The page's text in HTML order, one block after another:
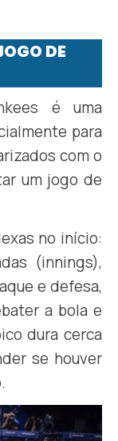
DE
é uma
para
com o
um jogo de
no início:
(innings),
e defesa,
a bola e
dura cerca
se houver